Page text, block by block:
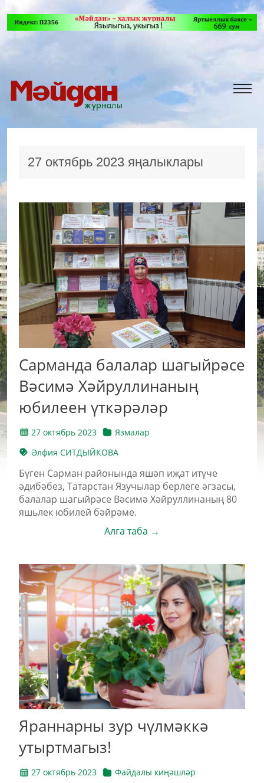
27 октябрь 2023 яңалыклары
Сарманда балалар шагыйрәсе
Вәсимә Хәйруллинаның
юбилеен үткәрәләр
27 октябрь 2023
Язмалар
Әлфия СИТДЫЙКОВА
Бүген Сарман районында яшәп иҗат итүче
әдибәбез, Татарстан Язучылар берлеге әгзасы,
балалар шагыйрәсе Вәсимә Хәйруллинаның 80
яшьлек юбилей бәйрәме.
Алга таба →
Яраннарны зур чүлмәккә
утыртмагыз!
27 октябрь 2023
Файдалы киңәшләр